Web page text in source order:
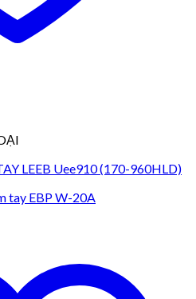
LEEB Uee910 (170-960HLD)